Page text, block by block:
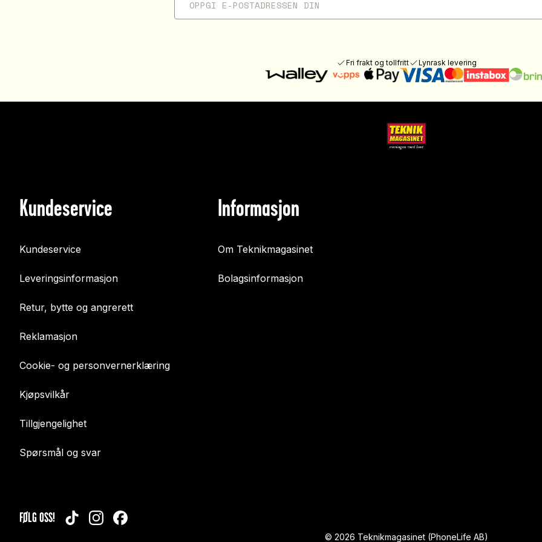
Fri frakt og tollfritt Lynrask levering
Kundeservice
Kundeservice
Leveringsinformasjon
Retur, bytte og angrerett
Reklamasjon
Cookie- og personvernerklæring
Kjøpsvilkår
Tillgjengelighet
Spørsmål og svar
Informasjon
Om Teknikmagasinet
Bolagsinformasjon
FØLG OSS! TIKTOKINSTAGRAMFACEBOOK
© 2026 Teknikmagasinet (PhoneLife AB)